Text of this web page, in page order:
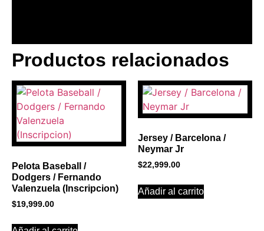
BANNER CON
PROMOCIONES 1
Click Here
Productos relacionados
Pelota Baseball /
Dodgers / Fernando
Valenzuela (Inscripcion)
$19,999.00
Jersey / Barcelona /
Neymar Jr
$22,999.00
Añadir al carrito